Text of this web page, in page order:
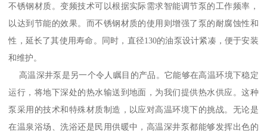
不锈钢材质。变频技术可以根据实际需求智能调节泵的工作频率，
以达到节能的效果。而不锈钢材质的使用则增强了泵的耐腐蚀性和
性，延长了其使用寿命。同时，直径130的油泵设计紧凑，便于安装
和维护。
高温深井泵是另一个令人瞩目的产品。它能够在高温环境下稳定
运行，将地下深处的热水输送到地面，为我们提供热水供应。这种
泵采用的技术和特殊材质制造，以应对高温环境下的挑战。无论是
在温泉浴场、洗浴还是民用供暖中，高温深井泵都能够发挥出色的